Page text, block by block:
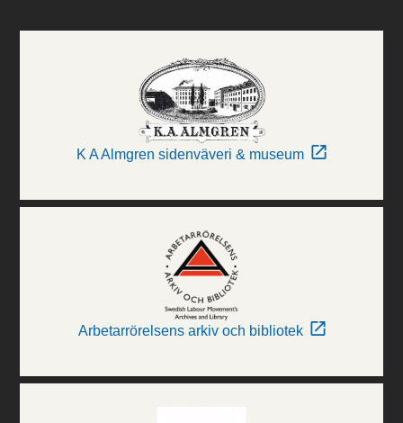
K A Almgren sidenväveri & museum
Arbetarrörelsens arkiv och bibliotek